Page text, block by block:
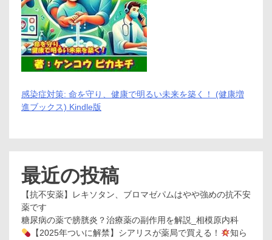
感染症対策: 命を守り、健康で明るい未来を築く！ (健康増
進ブックス) Kindle版
最近の投稿
【抗不安薬】レキソタン、ブロマゼパムはやや強めの抗不安
薬です
糖尿病の薬で膀胱炎？治療薬の副作用を解説_相模原内科
【2025年ついに解禁】シアリスが薬局で買える！
知ら